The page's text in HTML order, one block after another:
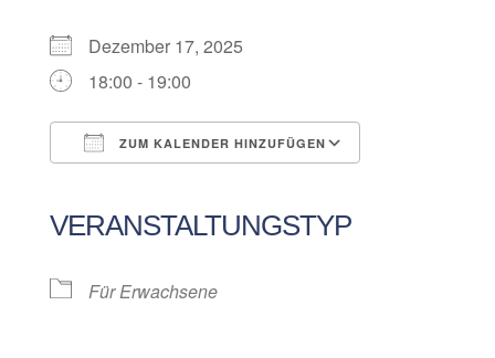
Dezember 17, 2025
18:00 - 19:00
ZUM KALENDER HINZUFÜGEN
VERANSTALTUNGSTYP
Für Erwachsene